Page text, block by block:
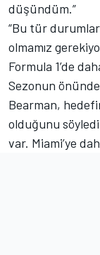
düşündüm.”
“Bu tür durumlar
olmamız
Formula 1’de
Sezonun
Bearman,
olduğunu
var. Miami’ye